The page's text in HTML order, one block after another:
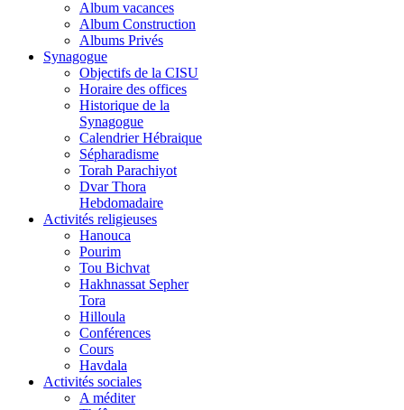
Album vacances
Album Construction
Albums Privés
Synagogue
Objectifs de la CISU
Horaire des offices
Historique de la
Synagogue
Calendrier Hébraique
Sépharadisme
Torah Parachiyot
Dvar Thora
Hebdomadaire
Activités religieuses
Hanouca
Pourim
Tou Bichvat
Hakhnassat Sepher
Tora
Hilloula
Conférences
Cours
Havdala
Activités sociales
A méditer